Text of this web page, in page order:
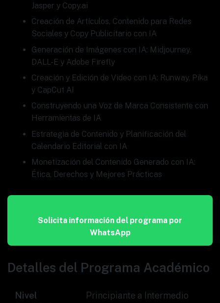
Jasper y Copy.ai
Creación de Artículos, Contenido para Redes
Sociales y Copy Publicitario con IA
Generación de Imágenes con IA: Midjourney,
DALL-E y Adobe Firefly
Creación y Edición de Video con IA: Runway, Pika
y CapCut AI
Construyendo una Voz de Marca Consistente con
Herramientas de IA
Estrategia de Contenido y Planificación del
Calendario Editorial con IA
Monetización del Contenido Generado con IA:
Ética, Derechos y Mejores Prácticas
Solicita información del programa por
WhatsApp
Detalles del Programa Académico
Nivel
Principiante a Intermedio